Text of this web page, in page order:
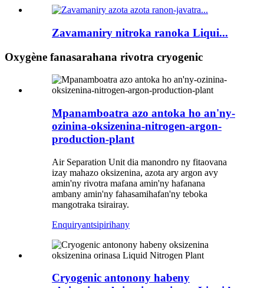
Zavamaniry nitroka ranoka Liqui...
Oxygène fanasarahana rivotra cryogenic
Mpanamboatra azo antoka ho an'ny-
ozinina-oksizenina-nitrogen-argon-
production-plant
Air Separation Unit dia manondro ny fitaovana
izay mahazo oksizenina, azota ary argon avy
amin'ny rivotra mafana amin'ny hafanana
ambany amin'ny fahasamihafan'ny teboka
mangotraka tsirairay.
Enquiryantsipirihany
Cryogenic antonony habeny